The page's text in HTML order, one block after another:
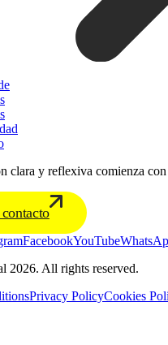
clara y reflexiva comienza
FacebookYouTube
2026. All rights reserved.
Privacy PolicyCookies